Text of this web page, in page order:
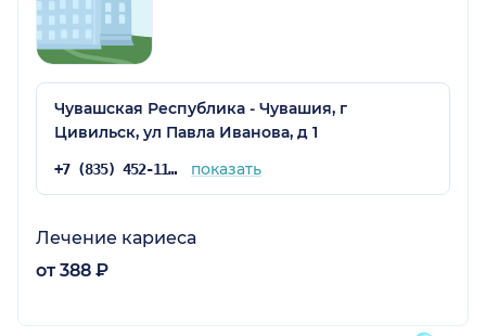
Чувашская Республика - Чувашия, г
Цивильск, ул Павла Иванова, д 1
+7 (835) 452-11-60 показать
Лечение кариеса
от 388 ₽